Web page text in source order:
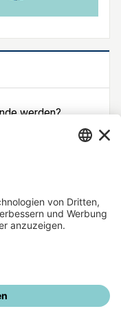
werden?